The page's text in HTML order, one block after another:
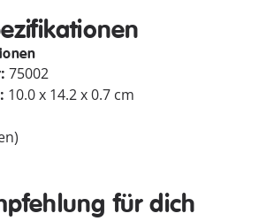
75002
10.0 x 14.2 x 0.7 cm
für dich